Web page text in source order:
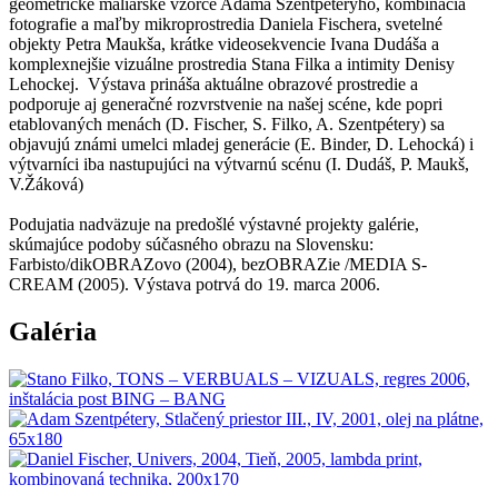
fotografie a maľby mikroprostredia Daniela Fischera, svetelné
objekty Petra Maukša, krátke videosekvencie Ivana Dudáša a
komplexnejšie vizuálne prostredia Stana Filka a intimity Denisy
Lehockej. Výstava prináša aktuálne obrazové prostredie a
podporuje aj generačné rozvrstvenie na našej scéne, kde popri
etablovaných menách (D. Fischer, S. Filko, A. Szentpétery) sa
objavujú známi umelci mladej generácie (E. Binder, D. Lehocká) i
výtvarníci iba nastupujúci na výtvarnú scénu (I. Dudáš, P. Maukš,
V.Žáková)
Podujatia nadväzuje na predošlé výstavné projekty galérie,
skúmajúce podoby súčasného obrazu na Slovensku:
Farbisto/dikOBRAZovo (2004), bezOBRAZie /MEDIA S-
CREAM (2005). Výstava potrvá do 19. marca 2006.
Galéria